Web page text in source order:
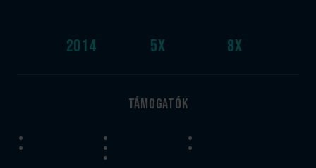
2014 5x 8x
Támogatók